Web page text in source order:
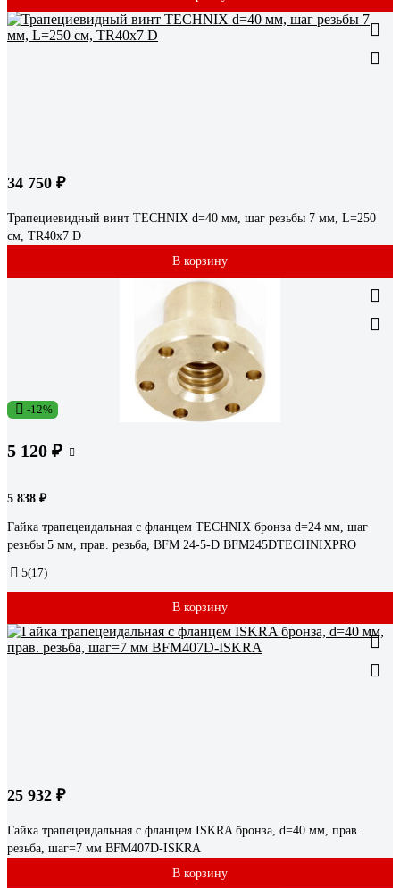
34 750 ₽
Трапециевидный винт TECHNIX d=40 мм, шаг резьбы 7 мм, L=250
см, TR40х7 D
В корзину
-12%
5 120 ₽
5 838 ₽
Гайка трапецеидальная c фланцем TECHNIX бронза d=24 мм, шаг
резьбы 5 мм, прав. резьба, BFM 24-5-D BFM245DTECHNIXPRO
5(17)
В корзину
25 932 ₽
Гайка трапецеидальная c фланцем ISKRA бронза, d=40 мм, прав.
резьба, шаг=7 мм BFM407D-ISKRA
В корзину